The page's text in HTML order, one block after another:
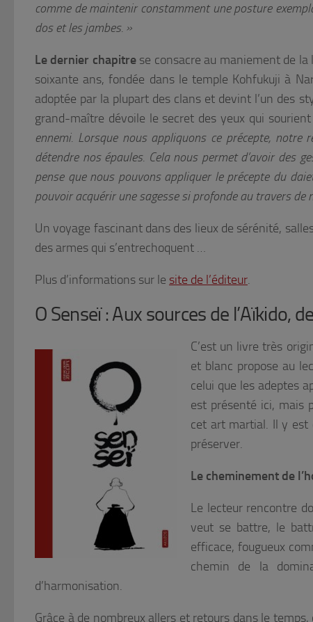
comme de maintenir constamment une posture
dos et les jambes. »
Le dernier chapitrese consacre au maniement de la
soixante ans, fondée dans le temple Kohfukuji à
adoptée par la plupart des clans et devint l’un des
grand-maître dévoile le secret des yeux qui sourient
ennemi. Lorsque nous appliquons ce précepte,
détendre nos épaules. Cela nous permet d’avoir des
pense que nous pouvons appliquer le précepte du
pouvoir acquérir une sagesse si profonde au travers de
Un voyage fascinant dans des lieux de sérénité,
des armes qui s’entrechoquent …
Plus d’informations sur le site de l’éditeur.
O Senseï : Aux sources de l’Aïkido,
C’est un livre très
et blanc propose au
celui que les adeptes
est présenté ici, mais
cet art martial. Il y est
préserver.
Le cheminement de
Le lecteur rencontre
veut se battre, le
efficace, fougueux
chemin de la
d’harmonisation.
Grâce à de nombreux allers et retours dans le